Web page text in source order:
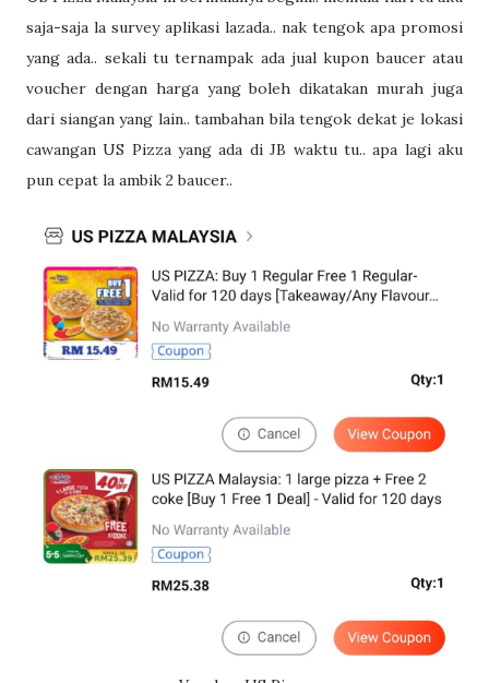
saja-saja la survey aplikasi lazada.. nak tengok apa promosi
yang ada.. sekali tu ternampak ada jual kupon baucer atau
voucher dengan harga yang boleh dikatakan murah juga
dari siangan yang lain.. tambahan bila tengok dekat je lokasi
cawangan US Pizza yang ada di JB waktu tu.. apa lagi aku
pun cepat la ambik 2 baucer..